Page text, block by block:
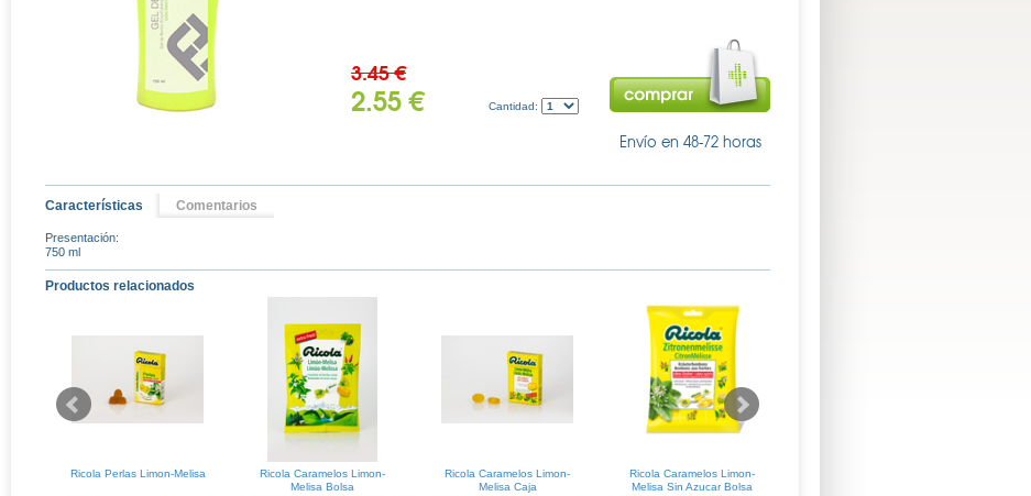
3.45 €
2.55 € Cantidad:
Envío en 48-72 horas
Características Comentarios
Presentación:
750 ml
Productos relacionados
Ricola Perlas Limon-Melisa
Ricola Caramelos Limon-
Melisa Bolsa
Ricola Caramelos Limon-
Melisa Caja
Ricola Caramelos Limon-
Melisa Sin Azucar Bolsa